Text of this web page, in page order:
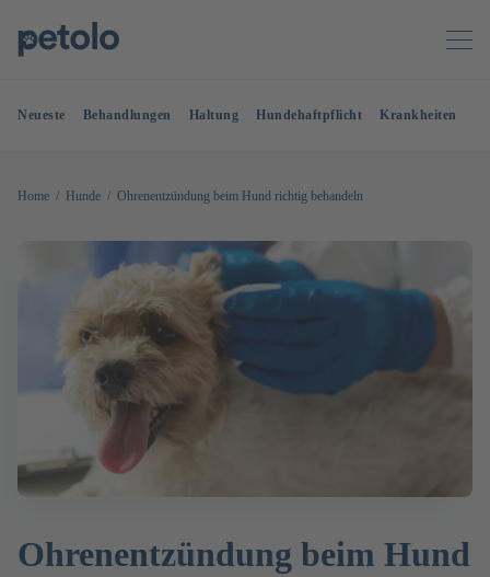
Neueste Behandlungen Haltung Hundehaftpflicht Krankheiten
Home Hunde Ohrenentzündung beim Hund richtig behandeln
Ohrenentzündung beim Hund